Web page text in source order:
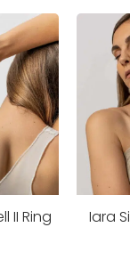
II Ring Iara